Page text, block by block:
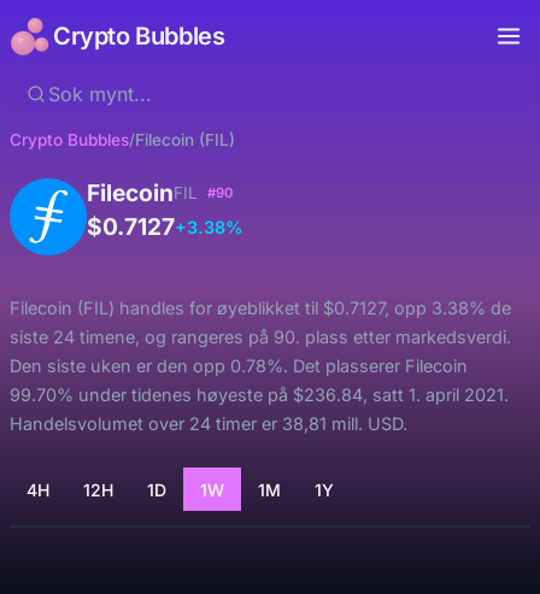
Crypto Bubbles
Crypto Bubbles/Filecoin (FIL)
FilecoinFIL #90
$0.7127+3.38%
Filecoin (FIL) handles for øyeblikket til $0.7127, opp 3.38% de
siste 24 timene, og rangeres på 90. plass etter markedsverdi.
Den siste uken er den opp 0.78%. Det plasserer Filecoin
99.70% under tidenes høyeste på $236.84, satt 1. april 2021.
Handelsvolumet over 24 timer er 38,81 mill. USD.
4H 12H 1D 1W 1M 1Y